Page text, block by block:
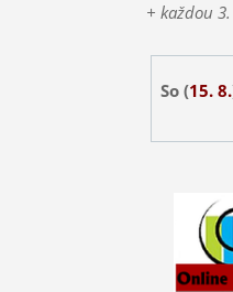
+ každou
So (15. 8.